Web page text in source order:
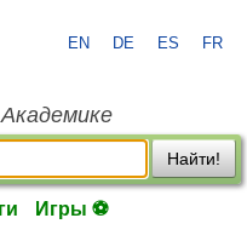
EN DE ES FR
Найти!
Игры ⚽